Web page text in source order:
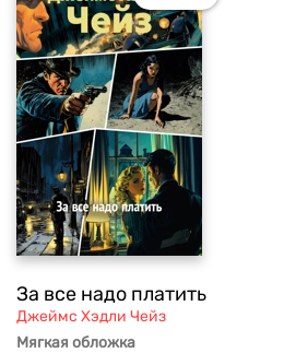
За все надо платить
Джеймс Хэдли Чейз
Мягкая обложка